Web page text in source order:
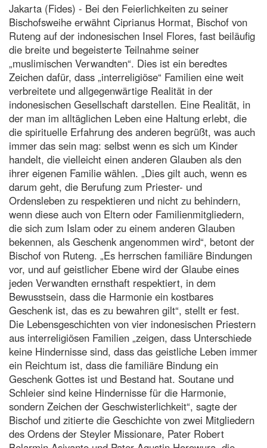
Jakarta (Fides) - Bei den Feierlichkeiten zu seiner
Bischofsweihe erwähnt Ciprianus Hormat, Bischof von
Ruteng auf der indonesischen Insel Flores, fast beiläufig
die breite und begeisterte Teilnahme seiner
„muslimischen Verwandten“. Dies ist ein beredtes
Zeichen dafür, dass „interreligiöse“ Familien eine weit
verbreitete und allgegenwärtige Realität in der
indonesischen Gesellschaft darstellen. Eine Realität, in
der man im alltäglichen Leben eine Haltung erlebt, die
die spirituelle Erfahrung des anderen begrüßt, was auch
immer das sein mag: selbst wenn es sich um Kinder
handelt, die vielleicht einen anderen Glauben als den
ihrer eigenen Familie wählen. „Dies gilt auch, wenn es
darum geht, die Berufung zum Priester- und
Ordensleben zu respektieren und nicht zu behindern,
wenn diese auch von Eltern oder Familienmitgliedern,
die sich zum Islam oder zu einem anderen Glauben
bekennen, als Geschenk angenommen wird“, betont der
Bischof von Ruteng. „Es herrschen familiäre Bindungen
vor, und auf geistlicher Ebene wird der Glaube eines
jeden Verwandten ernsthaft respektiert, in dem
Bewusstsein, dass die Harmonie ein kostbares
Geschenk ist, das es zu bewahren gilt“, stellt er fest.
Die Lebensgeschichten von vier indonesischen Priestern
aus interreligiösen Familien „zeigen, dass Unterschiede
keine Hindernisse sind, dass das geistliche Leben immer
ein Reichtum ist, dass die familiäre Bindung ein
Geschenk Gottes ist und Bestand hat. Soutane und
Schleier sind keine Hindernisse für die Harmonie,
sondern Zeichen der Geschwisterlichkeit“, sagte der
Bischof und zitierte die Geschichte von zwei Mitgliedern
des Ordens der Steyler Missionare, Pater Robert